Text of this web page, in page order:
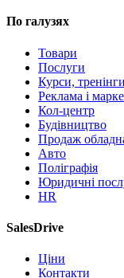
По галузях
Товари
Послуги
Курси,
Реклама і
Кол-центр
Будівництво
Продаж
Авто
Поліграфія
Юридичні
HR
SalesDrive
Ціни
Контакти